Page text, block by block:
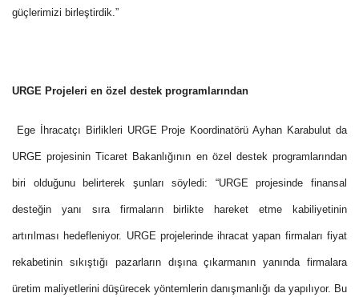
güçlerimizi birleştirdik.”
URGE Projeleri en özel destek programlarından
Ege İhracatçı Birlikleri URGE Proje Koordinatörü Ayhan Karabulut da
URGE projesinin Ticaret Bakanlığının en özel destek programlarından
biri olduğunu belirterek şunları söyledi: “URGE projesinde finansal
desteğin yanı sıra firmaların birlikte hareket etme kabiliyetinin
artırılması hedefleniyor. URGE projelerinde ihracat yapan firmaları fiyat
rekabetinin sıkıştığı pazarların dışına çıkarmanın yanında firmalara
üretim maliyetlerini düşürecek yöntemlerin danışmanlığı da yapılıyor. Bu